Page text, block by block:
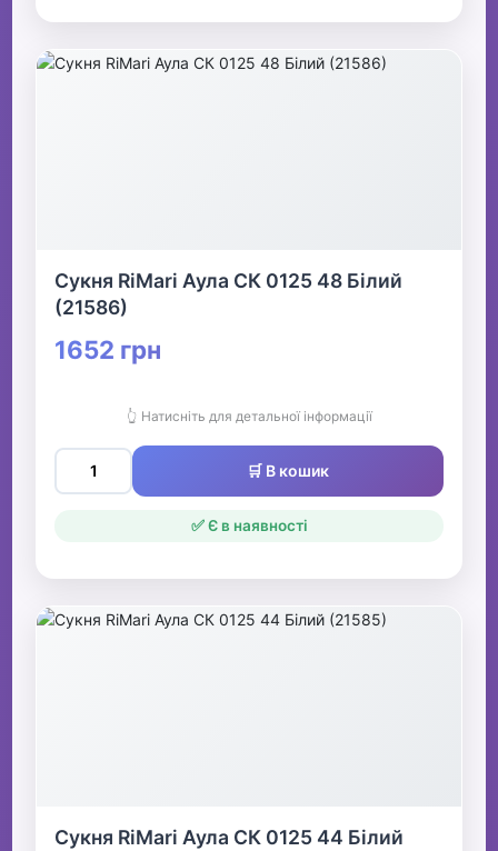
Сукня RiMari Аула СК 0125 48 Білий
(21586)
1652 грн
👆 Натисніть для детальної інформації
🛒 В кошик
✅ Є в наявності
Сукня RiMari Аула СК 0125 44 Білий